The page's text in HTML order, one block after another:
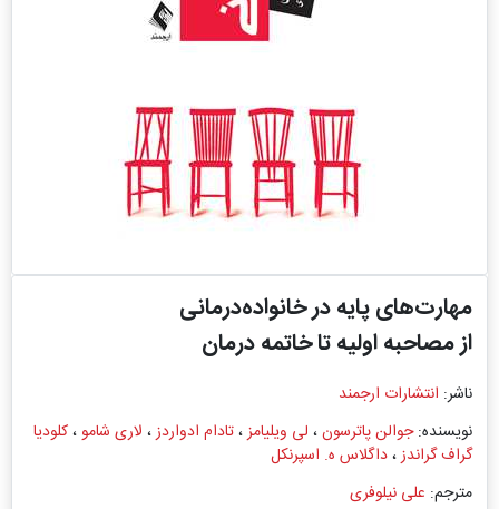
مهارت‌های پایه در خانواده‌درمانی
از مصاحبه اولیه تا خاتمه درمان
ناشر: انتشارات ارجمند
نویسنده:جوالن پاترسون، لی ویلیامز،تادام ادواردز، لاری شامو،کلودیا
گراف گراندز،داگلاس ه. اسپرنکل
مترجم: علی نیلوفری